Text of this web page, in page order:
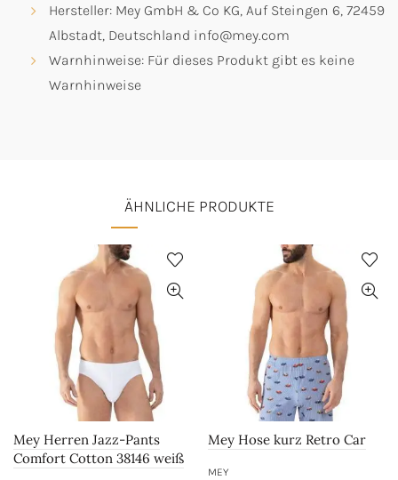
Hersteller: Mey GmbH & Co KG, Auf Steingen 6, 72459
Albstadt, Deutschland info@mey.com
Warnhinweise: Für dieses Produkt gibt es keine
Warnhinweise
ÄHNLICHE PRODUKTE
Mey Herren Jazz-Pants
Comfort Cotton 38146 weiß
Mey Hose kurz Retro Car
MEY